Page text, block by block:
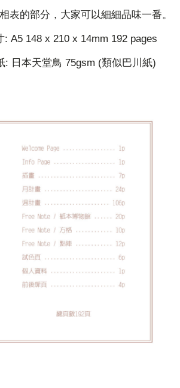
表的部分，大家可以細細品味一番。
: A5 148 x 210 x 14mm 192 pages
: 日本天堂鳥 75gsm (類似巴川紙)